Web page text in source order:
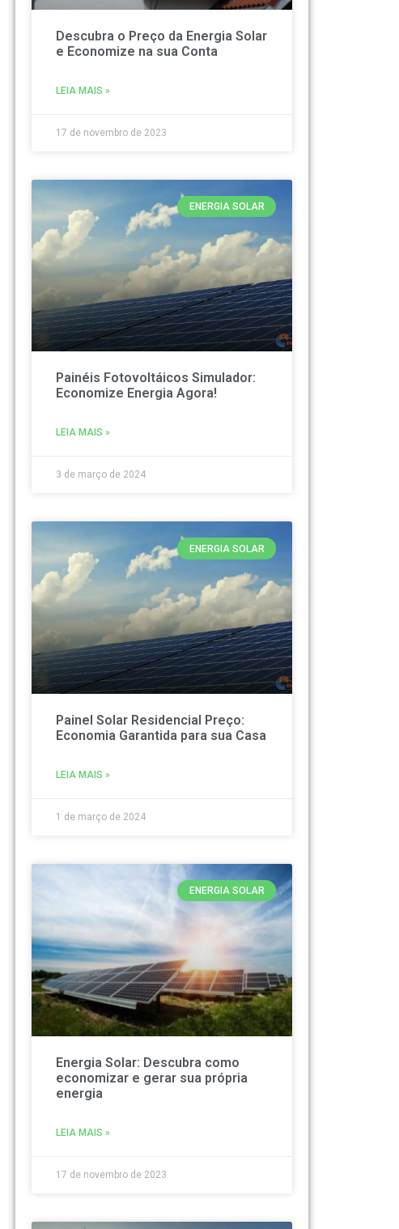
Descubra o Preço da Energia Solar
e Economize na sua Conta
LEIA MAIS »
17 de novembro de 2023
ENERGIA SOLAR
Painéis Fotovoltáicos Simulador:
Economize Energia Agora!
LEIA MAIS »
3 de março de 2024
ENERGIA SOLAR
Painel Solar Residencial Preço:
Economia Garantida para sua Casa
LEIA MAIS »
1 de março de 2024
ENERGIA SOLAR
Energia Solar: Descubra como
economizar e gerar sua própria
energia
LEIA MAIS »
17 de novembro de 2023